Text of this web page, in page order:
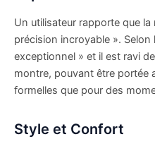
Un utilisateur rapporte que la
précision incroyable ».
exceptionnel » et il est ravi
montre, pouvant être portée
formelles que pour des
Style et Confort